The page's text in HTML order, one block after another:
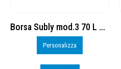
BS600 – PROMO
Personalizza